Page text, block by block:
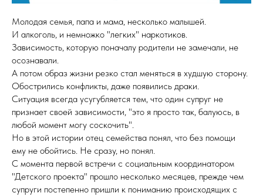
Молодая семья, папа и мама, несколько малышей.
И алкоголь, и немножко "легких" наркотиков.
Зависимость, которую поначалу родители не замечали, не
осознавали.
А потом образ жизни резко стал меняться в худшую сторону.
Обострились конфликты, даже появились драки.
Ситуация всегда усугубляется тем, что один супруг не
признает своей зависимости, "это я просто так, балуюсь, в
любой момент могу соскочить".
Но в этой истории отец семейства понял, что без помощи
ему не обойтись. Не сразу, но понял.
С момента первой встречи с социальным координатором
"Детского проекта" прошло несколько месяцев, прежде чем
супруги постепенно пришли к пониманию происходящих с